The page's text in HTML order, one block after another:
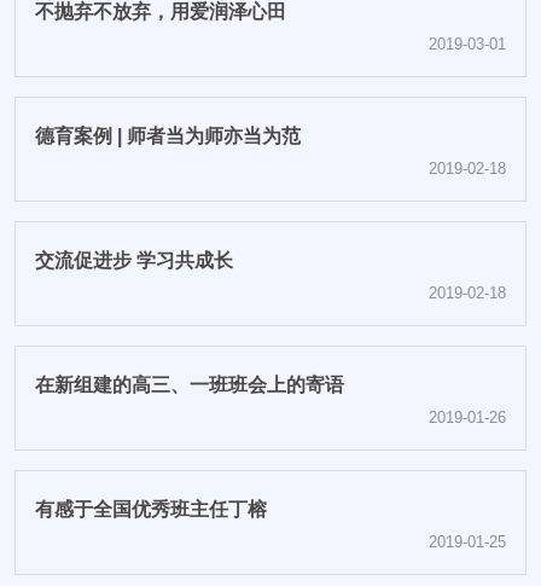
不抛弃不放弃，用爱润泽心田
2019-03-01
德育案例 | 师者当为师亦当为范
2019-02-18
交流促进步 学习共成长
2019-02-18
在新组建的高三、一班班会上的寄语
2019-01-26
有感于全国优秀班主任丁榕
2019-01-25